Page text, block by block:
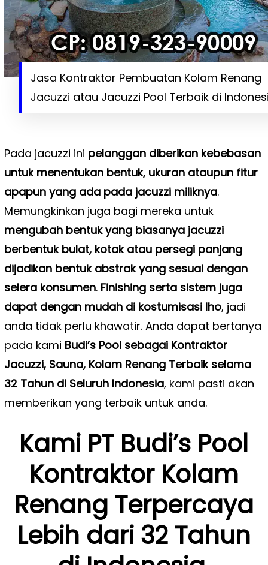
Jasa Kontraktor Pembuatan Kolam Renang
Jacuzzi atau Jacuzzi Pool Terbaik di
Pada jacuzzi ini pelanggan diberikan kebebasan
untuk menentukan bentuk, ukuran ataupun fitur
apapun yang ada pada jacuzzi miliknya.
Memungkinkan juga bagi mereka untuk
mengubah bentuk yang biasanya jacuzzi
berbentuk bulat, kotak atau persegi panjang
dijadikan bentuk abstrak yang sesuai dengan
selera konsumen. Finishing serta sistem juga
dapat dengan mudah di kostumisasi lho, jadi
anda tidak perlu khawatir. Anda dapat bertanya
pada kami Budi’s Pool sebagai Kontraktor
Jacuzzi, Sauna, Kolam Renang Terbaik selama
32 Tahun di Seluruh Indonesia, kami pasti akan
memberikan yang terbaik untuk anda.
Kami PT Budi’s Pool
Kontraktor Kolam
Renang Terpercaya
Lebih dari 32 Tahun